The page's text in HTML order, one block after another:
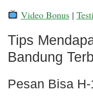
Video Bonus|
Tips
Bandung
Pesan Bisa